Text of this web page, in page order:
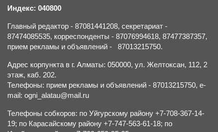
Индекс: 040800
Главный редактор - 87081441208, секретариат -
87474085535, корреспонденты - 87076994618, 87477387357,
прием рекламы и объявлений - 87013215750.
Адрес корпункта в г. Алматы: 050000, ул. Желтоксан, 112, 2
этаж, каб. 202.
Телефоны: прием рекламы и объявлений - 87013215750, e-
mail: ogni_alatau@mail.ru
Телефоны собкоров: по Уйгурскому району +7-708-367-14-
19; по Карасайскому району +7-747-563-61-18; по